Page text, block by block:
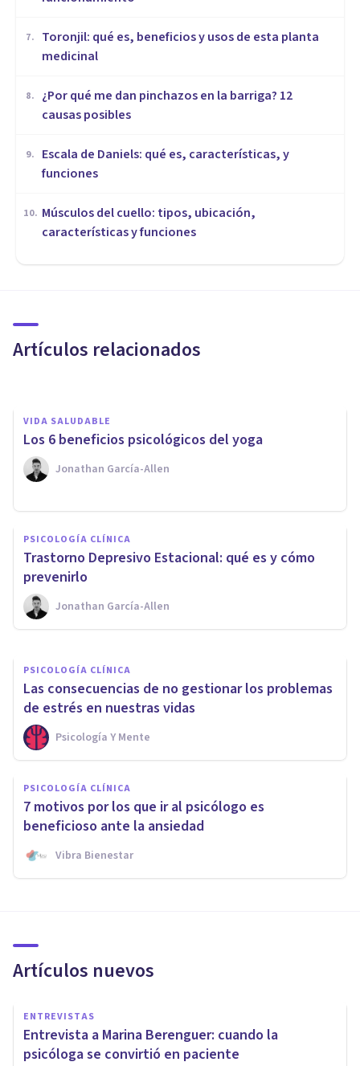
7.
Toronjil: qué es, beneficios y usos de esta planta
medicinal
8.
¿Por qué me dan pinchazos en la barriga? 12
causas posibles
9.
Escala de Daniels: qué es, características, y
funciones
10. Músculos del cuello: tipos, ubicación,
características y funciones
Artículos relacionados
atención plena
VIDA SALUDABLE
Los 6 beneficios psicológicos del yoga
Jonathan García-Allen
PSICOLOGÍA CLÍNICA
​Trastorno Depresivo Estacional: qué es y cómo
prevenirlo
Jonathan García-Allen
¿Cómo pasar la cuarentena? 6
aspectos psicológicos a tener
en cuenta
Psicólogos Majadahonda
PSICOLOGÍA CLÍNICA
Las consecuencias de no gestionar los problemas
de estrés en nuestras vidas
Psicología Y Mente
PSICOLOGÍA CLÍNICA
7 motivos por los que ir al psicólogo es
beneficioso ante la ansiedad
Vibra Bienestar
Artículos nuevos
ENTREVISTAS
Entrevista a Marina Berenguer: cuando la
psicóloga se convirtió en paciente